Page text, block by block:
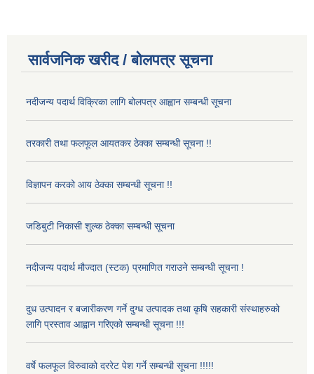
सार्वजनिक खरीद / बोलपत्र सूचना
नदीजन्य पदार्थ विक्रिका लागि बोलपत्र आह्वान सम्बन्धी सूचना
तरकारी तथा फलफूल आयतकर ठेक्का सम्बन्धी सूचना !!
विज्ञापन करको आय ठेक्का सम्बन्धी सूचना !!
जडिबुटी निकासी शुल्क ठेक्का सम्बन्धी सूचना
नदीजन्य पदार्थ मौज्दात (स्टक) प्रमाणित गराउने सम्बन्धी सूचना !
दुध उत्पादन र बजारीकरण गर्ने दुग्ध उत्पादक तथा कृषि सहकारी संस्थाहरुको
लागि प्रस्ताव आह्वान गरिएको सम्बन्धी सूचना !!!
वर्षे फलफूल विरुवाको दररेट पेश गर्ने सम्बन्धी सूचना !!!!!